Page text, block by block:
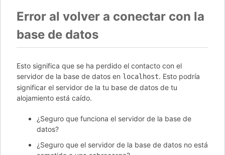
Error al volver a conectar con la
base de datos
Esto significa que se ha perdido el contacto con el
servidor de la base de datos en localhost. Esto podría
significar el servidor de la tu base de datos de tu
alojamiento está caído.
¿Seguro que funciona el servidor de la base de
datos?
¿Seguro que el servidor de la base de datos no está